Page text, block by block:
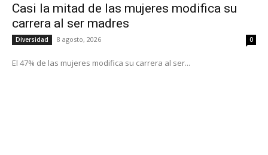
Casi la mitad de las mujeres modifica su
carrera al ser madres
Diversidad 8 agosto, 2026 0
El 47% de las mujeres modifica su carrera al ser...